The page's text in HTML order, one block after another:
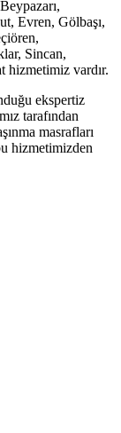
Evren, Gölbaşı,
Sincan,
hizmetimiz vardır.
ekspertiz
tarafından
masrafları
hizmetimizden